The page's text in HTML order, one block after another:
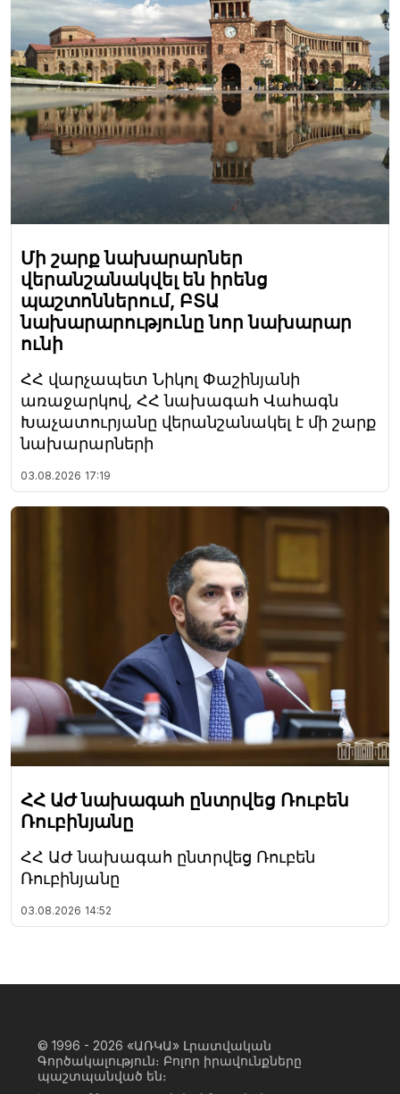
Մի շարք նախարարներ
վերանշանակվել են իրենց
պաշտոններում, ԲՏԱ
նախարարությունը նոր նախարար
ունի
ՀՀ վարչապետ Նիկոլ Փաշինյանի
առաջարկով, ՀՀ նախագահ Վահագն
Խաչատուրյանը վերանշանակել է մի շարք
նախարարների
03.08.2026 17:19
ՀՀ ԱԺ նախագահ ընտրվեց Ռուբեն
Ռուբինյանը
ՀՀ ԱԺ նախագահ ընտրվեց Ռուբեն
Ռուբինյանը
03.08.2026 14:52
© 1996 - 2026 «ԱՌԿԱ» Լրատվական
Գործակալություն։ Բոլոր իրավունքները
պաշտպանված են։